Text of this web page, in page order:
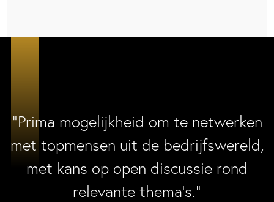
“Prima mogelijkheid om te netwerken
met topmensen uit de bedrijfswereld,
met kans op open discussie rond
relevante thema’s.”